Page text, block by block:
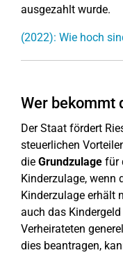
ausgezahlt wurde.
(2022): Wie hoch
Wer bekommt
Der Staat fördert
steuerlichen
die Grundzulage für
Kinderzulage, wenn
Kinderzulage erhält
auch das
Verheirateten
dies beantragen,